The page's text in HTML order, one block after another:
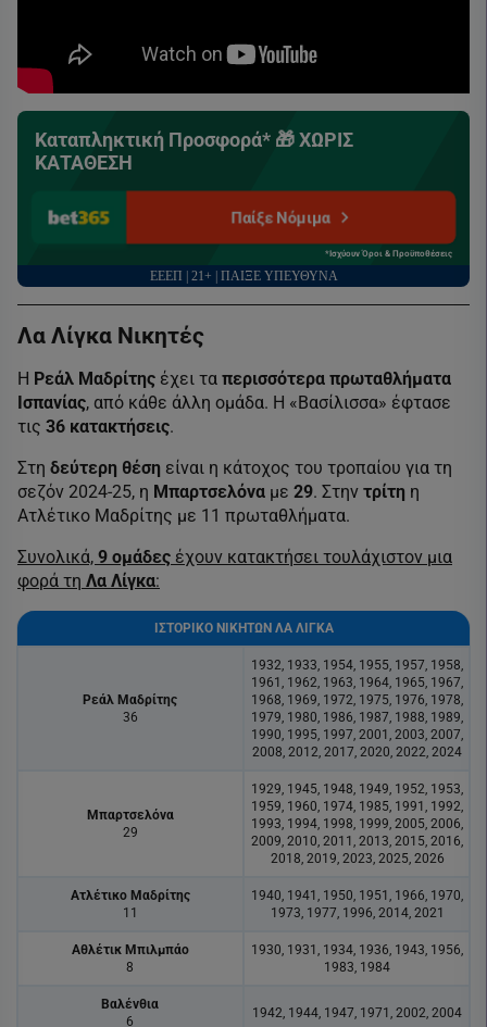
Καταπληκτική Προσφορά* 🎁 ΧΩΡΙΣ
ΚΑΤΑΘΕΣΗ
Παίξε Νόμιμα
*Ισχύουν Όροι & Προϋποθέσεις
ΕΕΕΠ | 21+ | ΠΑΙΞΕ ΥΠΕΥΘΥΝΑ
Λα Λίγκα Νικητές
Η Ρεάλ Μαδρίτης έχει τα περισσότερα πρωταθλήματα
Ισπανίας, από κάθε άλλη ομάδα. Η «Βασίλισσα» έφτασε
τις 36 κατακτήσεις.
Στη δεύτερη θέση είναι η κάτοχος του τροπαίου για τη
σεζόν 2024-25, η Μπαρτσελόνα με 29. Στην τρίτη η
Ατλέτικο Μαδρίτης με 11 πρωταθλήματα.
Συνολικά, 9 ομάδες έχουν κατακτήσει τουλάχιστον μια
φορά τη Λα Λίγκα:
ΙΣΤΟΡΙΚΟ ΝΙΚΗΤΩΝ ΛΑ ΛΙΓΚΑ
Ρεάλ Μαδρίτης
36
1932, 1933, 1954, 1955, 1957, 1958,
1961, 1962, 1963, 1964, 1965, 1967,
1968, 1969, 1972, 1975, 1976, 1978,
1979, 1980, 1986, 1987, 1988, 1989,
1990, 1995, 1997, 2001, 2003, 2007,
2008, 2012, 2017, 2020, 2022, 2024
Μπαρτσελόνα
29
1929, 1945, 1948, 1949, 1952, 1953,
1959, 1960, 1974, 1985, 1991, 1992,
1993, 1994, 1998, 1999, 2005, 2006,
2009, 2010, 2011, 2013, 2015, 2016,
2018, 2019, 2023, 2025, 2026
Ατλέτικο Μαδρίτης
11
1940, 1941, 1950, 1951, 1966, 1970,
1973, 1977, 1996, 2014, 2021
Αθλέτικ Μπιλμπάο
8
1930, 1931, 1934, 1936, 1943, 1956,
1983, 1984
Βαλένθια
6
1942, 1944, 1947, 1971, 2002, 2004